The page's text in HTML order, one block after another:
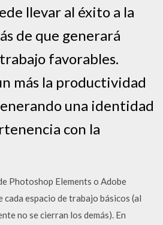
llevar al éxito a la
de que generará
favorables.
más la productividad
una identidad
con la
Photoshop Elements o Adobe
cada espacio de trabajo básicos (al
no se cierran los demás). En